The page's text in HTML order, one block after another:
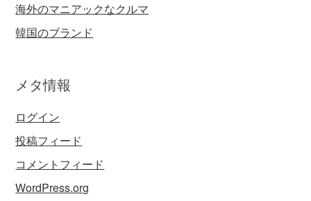
海外のマニアックなクルマ
韓国のブランド
メタ情報
ログイン
投稿フィード
コメントフィード
WordPress.org